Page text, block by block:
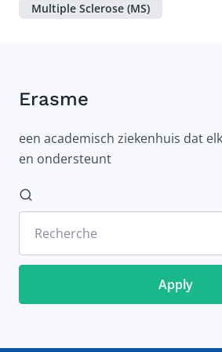
Multiple Sclerose (MS)
Erasme
een academisch ziekenhuis dat
en ondersteunt
Recherche